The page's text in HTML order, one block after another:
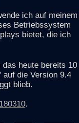
ich auf meinem
Betriebssystem
bietet, die ich
heute bereits 10
auf die Version 9.4
blieb.
.